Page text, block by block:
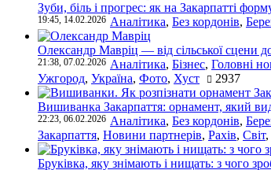
Зуби, біль і прогрес: як на Закарпатті
19:45, 14.02.2026 Аналітика, Без кордонів,
Олександр Мавріц — від сільської сцени
21:38, 07.02.2026 Аналітика, Бізнес, Головні
Ужгород, Україна, Фото, Хуст 2937
Вишиванка Закарпаття: орнамент, який
22:23, 06.02.2026 Аналітика, Без кордонів,
Закарпаття, Новини партнерів, Рахів, Світ,
Бруківка, яку знімають і нищать: з чого